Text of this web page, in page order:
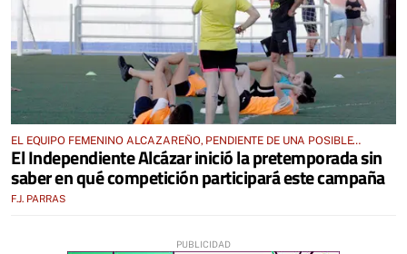
EL EQUIPO FEMENINO ALCAZAREÑO, PENDIENTE DE UNA POSIBLE
VACANTE EN LA LIGA PREFERENTE
El Independiente Alcázar inició la pretemporada sin
saber en qué competición participará este campaña
F.J. PARRAS